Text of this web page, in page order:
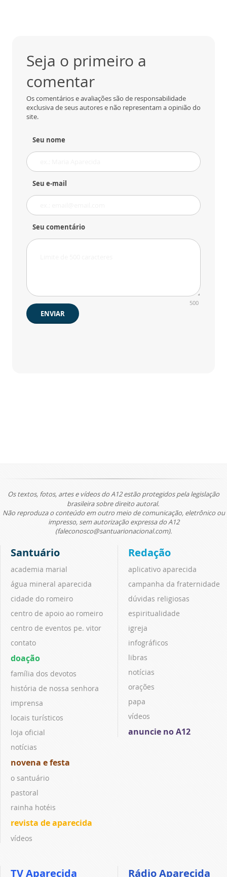
Seja o primeiro a
comentar
Os comentários e avaliações são de responsabilidade
exclusiva de seus autores e não representam a opinião do
site.
Seu nome
Seu e-mail
Seu comentário
500
ENVIAR
Os textos, fotos, artes e vídeos do A12 estão protegidos pela legislação
brasileira sobre direito autoral.
Não reproduza o conteúdo em outro meio de comunicação, eletrônico ou
impresso, sem autorização expressa do A12
(faleconosco@santuarionacional.com).
Santuário
academia marial
água mineral aparecida
cidade do romeiro
centro de apoio ao romeiro
centro de eventos pe. vitor
contato
doação
família dos devotos
história de nossa senhora
imprensa
locais turísticos
loja oficial
notícias
novena e festa
o santuário
pastoral
rainha hotéis
revista de aparecida
vídeos
Redação
aplicativo aparecida
campanha da fraternidade
dúvidas religiosas
espiritualidade
igreja
infográficos
libras
notícias
orações
papa
vídeos
anuncie no A12
TV Aparecida Rádio Aparecida